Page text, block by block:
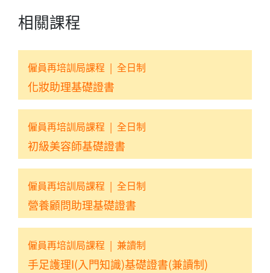
相關課程
僱員再培訓局課程 | 全日制
化妝助理基礎證書
僱員再培訓局課程 | 全日制
初級美容師基礎證書
僱員再培訓局課程 | 全日制
營養顧問助理基礎證書
僱員再培訓局課程 | 兼讀制
手足護理I(入門知識)基礎證書(兼讀制)